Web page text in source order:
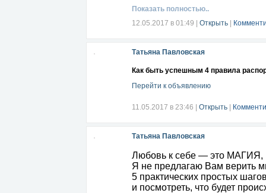
Показать полностью..
12.05.2017 в 01:49
Открыть
Татьяна Павловская
Как быть успешным 4 правила
Перейти к объявлению
11.05.2017 в 23:46 Открыть
Татьяна Павловская
Любовь к себе — это МАГИЯ,
Я не предлагаю Вам верить
5 практических простых
и посмотреть, что будет